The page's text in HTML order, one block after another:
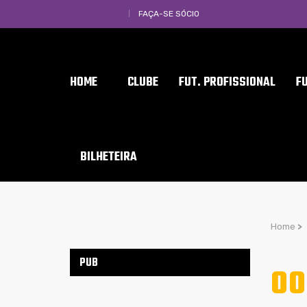
FAÇA-SE SÓCIO
HOME CLUBE FUT. PROFISSIONAL
BILHETEIRA
Home >
PUB